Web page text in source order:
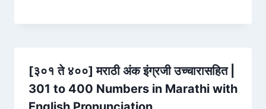
[३०१ ते ४००] मराठी अंक इंग्रजी उच्चारासहित |
301 to 400 Numbers in Marathi with